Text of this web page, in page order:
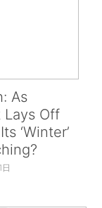
As
Lays Off
‘Winter’